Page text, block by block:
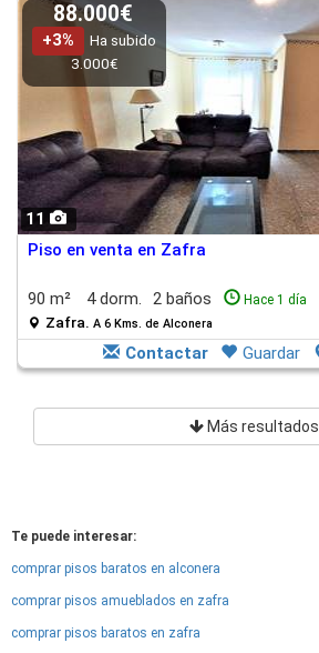
11
88.000€
+3%
Ha subido
3.000€
Piso en venta en Zafra
90 m² 4 dorm. 2 baños Hace 1 día
Zafra. A 6 Kms. de Alconera
Contactar Guardar
Más resultados
Te puede interesar:
comprar pisos baratos en alconera
comprar pisos amueblados en zafra
comprar pisos baratos en zafra